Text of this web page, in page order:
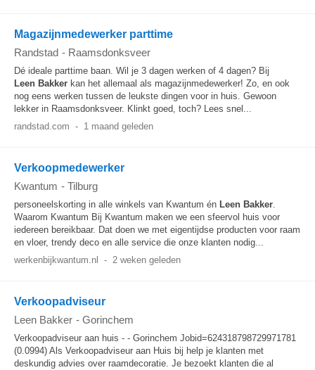
Magazijnmedewerker parttime
Randstad - Raamsdonksveer
Dé ideale parttime baan. Wil je 3 dagen werken of 4 dagen? Bij
Leen Bakker kan het allemaal als magazijnmedewerker! Zo, en ook
nog eens werken tussen de leukste dingen voor in huis. Gewoon
lekker in Raamsdonksveer. Klinkt goed, toch? Lees snel...
randstad.com - 1 maand geleden
Verkoopmedewerker
Kwantum - Tilburg
personeelskorting in alle winkels van Kwantum én Leen Bakker.
Waarom Kwantum Bij Kwantum maken we een sfeervol huis voor
iedereen bereikbaar. Dat doen we met eigentijdse producten voor raam
en vloer, trendy deco en alle service die onze klanten nodig...
werkenbijkwantum.nl
- 2 weken geleden
Verkoopadviseur
Leen Bakker - Gorinchem
Verkoopadviseur aan huis - - Gorinchem Jobid=624318798729971781
(0.0994) Als Verkoopadviseur aan Huis bij help je klanten met
deskundig advies over raamdecoratie. Je bezoekt klanten die al